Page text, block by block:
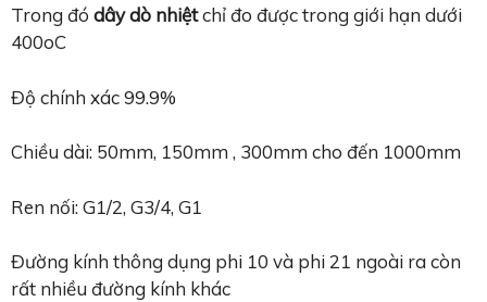
Trong đó dây dò nhiệtchỉ đo được trong giới hạn dưới
400oC
Độ chính xác 99.9%
Chiều dài: 50mm, 150mm , 300mm cho đến 1000mm
Ren nối: G1/2, G3/4, G1
Đường kính thông dụng phi 10 và phi 21 ngoài ra còn
rất nhiều đường kính khác